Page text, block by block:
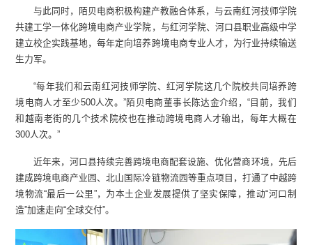
与此同时，陌贝电商积极构建产教融合体系，与云南红河技师学院
共建工学一体化跨境电商产业学院，与红河学院、河口县职业高级中学
建立校企实践基地，每年定向培养跨境电商专业人才，为行业持续输送
生力军。
“每年我们和云南红河技师学院、红河学院这几个院校共同培养跨
境电商人才至少500人次。”陌贝电商董事长陈达金介绍，“目前，我们
和越南老街的几个技术院校也在推动跨境电商人才输出，每年大概在
300人次。”
近年来，河口县持续完善跨境电商配套设施、优化营商环境，先后
建成跨境电商产业园、北山国际冷链物流园等重点项目，打通了中越跨
境物流“最后一公里”，为本土企业发展提供了坚实保障，推动“河口制
造”加速走向“全球交付”。